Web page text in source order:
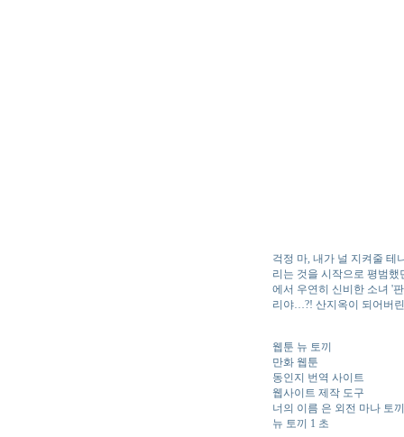
걱정 마, 내가 널 지켜줄 테
리는 것을 시작으로 평범
에서 우연히 신비한 소녀 '
리야…?! 산지옥이 되어버
웹툰 뉴 토끼
만화 웹툰
동인지 번역 사이트
웹사이트 제작 도구
너의 이름 은 외전 마나 토끼
뉴 토끼 1 초